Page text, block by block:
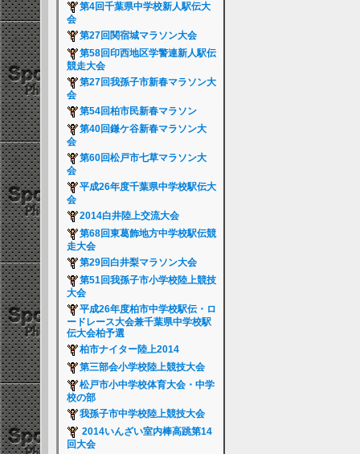
第4回千葉県中学校新人駅伝大
会
第27回関宿城マラソン大会
第58回印西地区学警連新人駅伝
競走大会
第27回我孫子市新春マラソン大
会
第54回柏市民新春マラソン
第40回鎌ケ谷新春マラソン大
会
第60回松戸市七草マラソン大
会
平成26年度千葉県中学校駅伝大
会
2014白井陸上交流大会
第68回東葛飾地方中学校駅伝競
走大会
第29回白井梨マラソン大会
第51回我孫子市小学校陸上競技
大会
平成26年度柏市中学校駅伝・ロ
ードレース大会兼千葉県中学校駅
伝大会柏予選
柏市ナイター陸上2014
第三部会小学校陸上競技大会
松戸市小中学校体育大会・中学
校の部
我孫子市中学校陸上競技大会
2014いんざい室内棒高跳第14
回大会